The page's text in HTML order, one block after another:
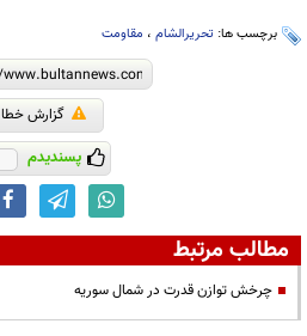
برچسب ها: تحریرالشام ، مقاومت
گزارش خطا
پسندیدم
مطالب مرتبط
چرخش توازن قدرت در شمال سوریه